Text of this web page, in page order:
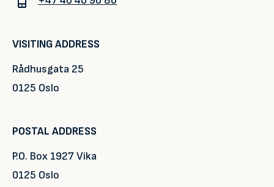
VISITING ADDRESS
Rådhusgata 25
0125 Oslo
POSTAL ADDRESS
P.O. Box 1927 Vika
0125 Oslo